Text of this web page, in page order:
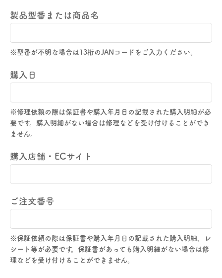
製品型番または商品名
※型番が不明な場合は13桁のJANコードをご入力ください。
購入日
※修理依頼の際は保証書や購入年月日の記載された購入明細が必
要です。購入明細がない場合は修理などを受け付けることができ
ません。
購入店舗・ECサイト
ご注文番号
※保証依頼の際は保証書や購入年月日の記載された購入明細、レ
シート等が必要です。保証書があっても購入明細がない場合は修
理などを受け付けることができません。